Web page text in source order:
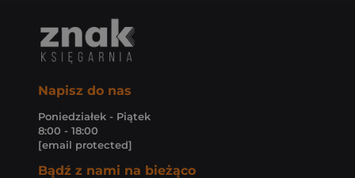
Napisz do nas
Poniedziałek - Piątek
8:00 - 18:00
[email protected]
Bądź z nami na bieżąco